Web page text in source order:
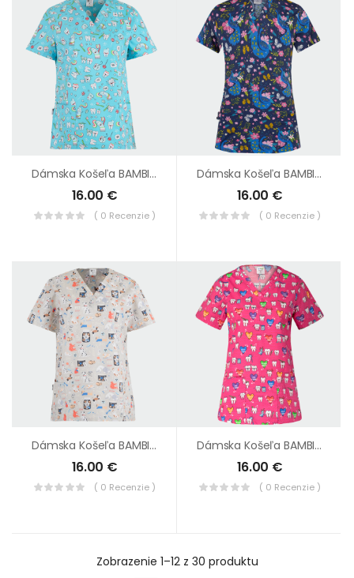
Dámska Košeľa BAMBINA Modré Zúbky
16.00 €
( 0 Recenzie )
Dámska Košeľa BAMBINA Páv
16.00 €
( 0 Recenzie )
Dámska Košeľa BAMBINA Psy/mačky
16.00 €
( 0 Recenzie )
Dámska Košeľa BAMBINA Ružové Zúbky
16.00 €
( 0 Recenzie )
Zobrazenie 1–12 z 30 produktu